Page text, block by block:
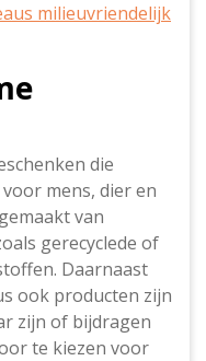
milieuvriendelijk
die
mens, dier en
van
gerecyclede of
Daarnaast
ook producten zijn
zijn of bijdragen
te kiezen voor